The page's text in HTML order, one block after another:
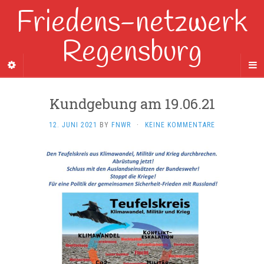
Friedens-netzwerk
Regensburg
Kundgebung am 19.06.21
12. JUNI 2021 BY FNWR · KEINE KOMMENTARE